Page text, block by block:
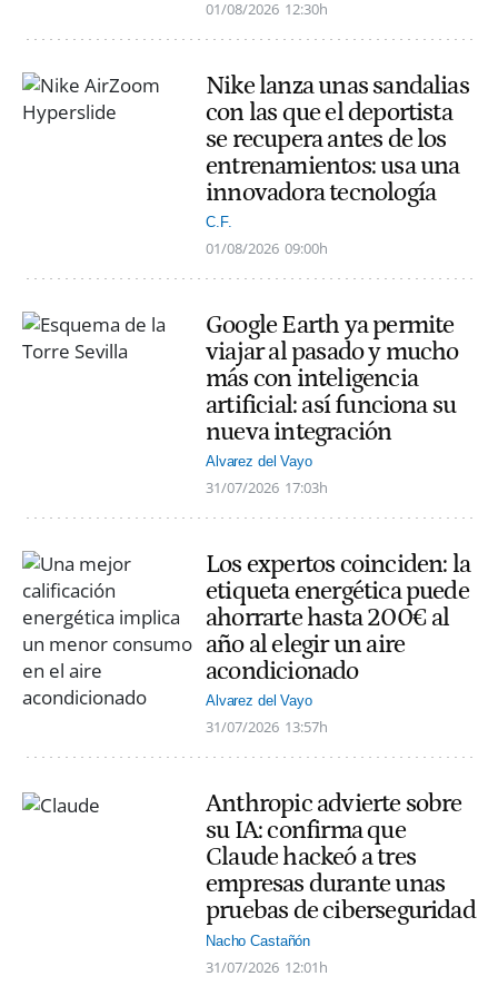
01/08/2026 12:30h
Nike lanza unas sandalias
con las que el deportista
se recupera antes de los
entrenamientos: usa una
innovadora tecnología
C.F.
01/08/2026 09:00h
Google Earth ya permite
viajar al pasado y mucho
más con inteligencia
artificial: así funciona su
nueva integración
Alvarez del Vayo
31/07/2026 17:03h
Los expertos coinciden: la
etiqueta energética puede
ahorrarte hasta 200€ al
año al elegir un aire
acondicionado
Alvarez del Vayo
31/07/2026 13:57h
Anthropic advierte sobre
su IA: confirma que
Claude hackeó a tres
empresas durante unas
pruebas de ciberseguridad
Nacho Castañón
31/07/2026 12:01h